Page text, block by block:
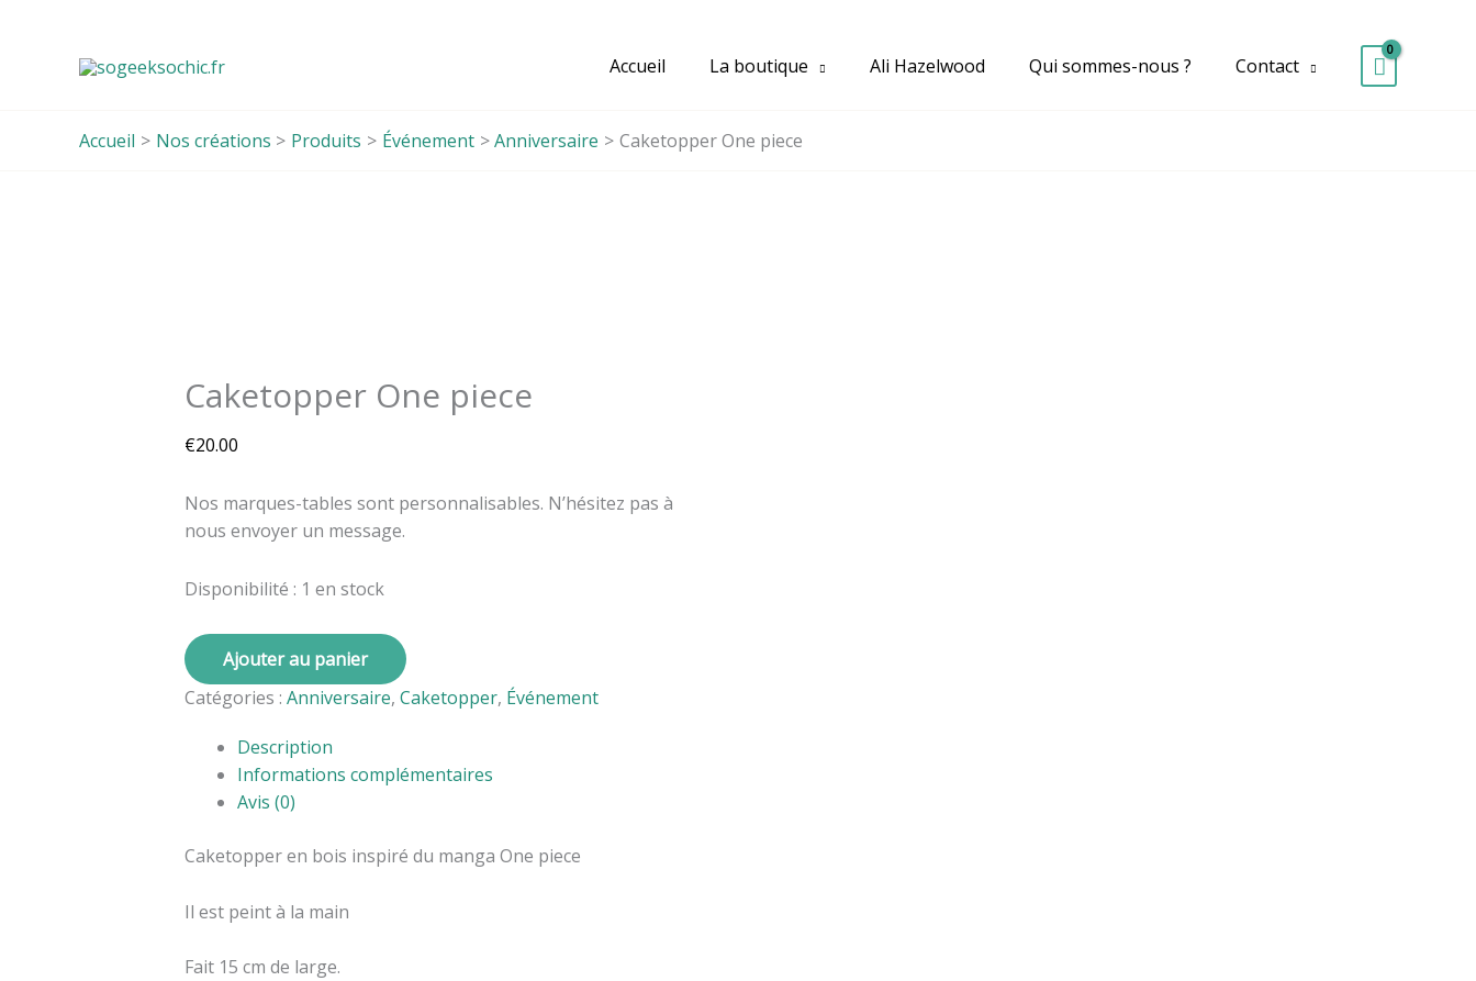
Accueil La boutique Ali Hazelwood Qui sommes-nous ? Contact
Accueil Nos créations Produits Événement Anniversaire Caketopper One piece
Caketopper One piece
€20.00
Nos marques-tables sont personnalisables. N’hésitez pas à
nous envoyer un message.
Disponibilité : 1 en stock
Ajouter au panier
Catégories : Anniversaire, Caketopper, Événement
Description
Informations complémentaires
Avis (0)
Caketopper en bois inspiré du manga One piece
Il est peint à la main
Fait 15 cm de large.